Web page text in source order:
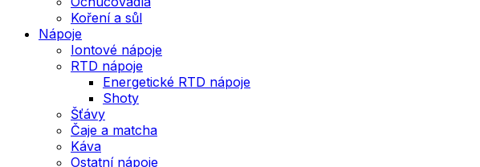
Koření a sůl
Nápoje
Iontové nápoje
RTD nápoje
Energetické RTD nápoje
Shoty
Šťávy
Čaje a matcha
Káva
Ostatní nápoje